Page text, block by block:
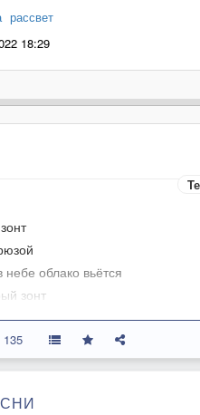
рассвет
18:29
небе облако вьётся
зонт
ушёл за грозой
всё обойдётся
135